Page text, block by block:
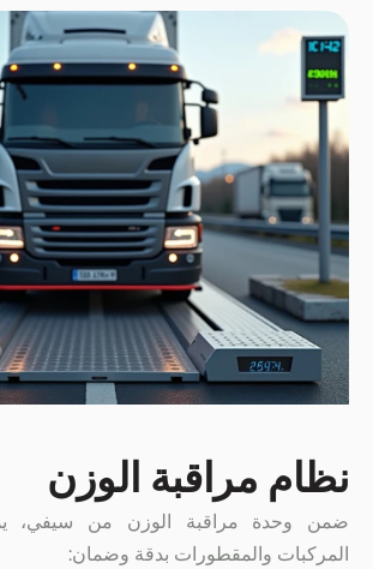
نظام مراقبة الوزن
ضمن وحدة مراقبة الوزن من سيفي،
المركبات والمقطورات بدقة وضمان: